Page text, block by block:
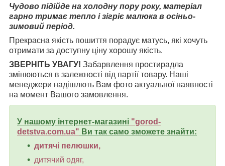
Чудово підійде на холодну пору року, матеріал
гарно тримає тепло і зігріє малюка в осіньо-
зимовий період.
Прекрасна якість пошиття порадує матусь, які хочуть
отримати за доступну ціну хорошу якість.
ЗВЕРНІТЬ УВАГУ! Забарвлення простирадла
змінюються в залежності від партії товару. Наші
менеджери надішлють Вам фото актуальної наявності
на момент Вашого замовлення.
У нашому інтернет-магазині "gorod-
detstva.com.ua" Ви так само зможете знайти:
дитячі пелюшки,
дитячий одяг,